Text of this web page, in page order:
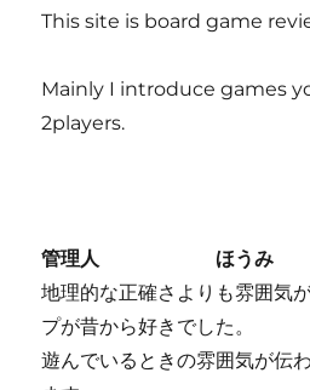
This site is board game
Mainly I introduce games
2players.
管理人 ほうみ
地理的な正確さよりも雰囲気
プが昔から好きでした。
遊んでいるときの雰囲気が伝